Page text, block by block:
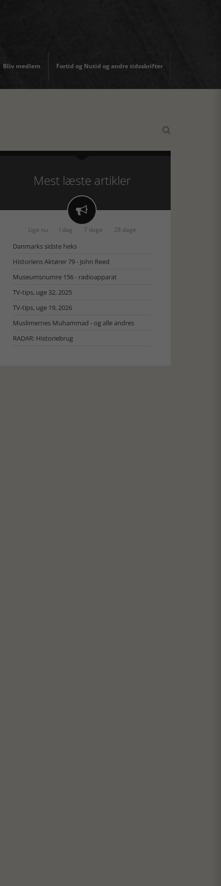
Bliv medlem Fortid og Nutid og andre tidsskrifter

Mest læste artikler

Lige nu I dag 7 dage 28 dage
Danmarks sidste heks
Historiens Aktører 79 - John Reed
Museumsnumre 156 - radioapparat
TV-tips, uge 32, 2025
TV-tips, uge 19, 2026
Muslimernes Muhammad - og alle andres
RADAR: Historiebrug